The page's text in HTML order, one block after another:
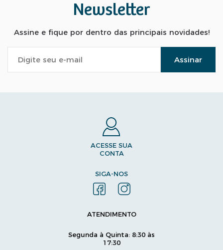
Newsletter
Assine e fique por dentro das principais novidades!
Assinar
ACESSE SUA
CONTA
SIGA-NOS
ATENDIMENTO
Segunda à Quinta: 8:30 às
17:30